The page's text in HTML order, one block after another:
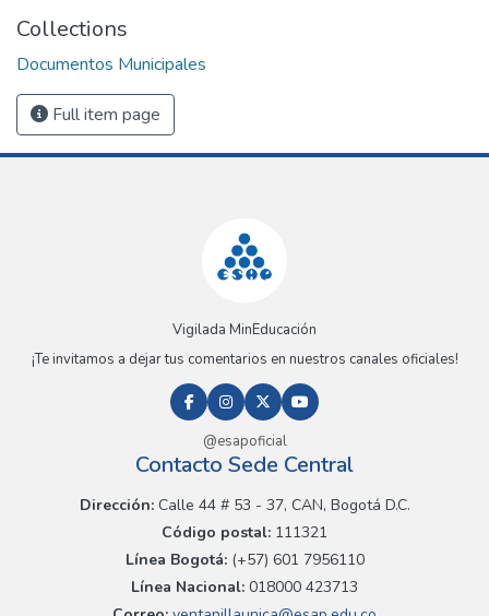
Collections
Documentos Municipales
Full item page
Vigilada MinEducación
¡Te invitamos a dejar tus comentarios en nuestros canales oficiales!
@esapoficial
Contacto Sede Central
Dirección:Calle 44 # 53 - 37, CAN, Bogotá D.C.
Código postal: 111321
Línea Bogotá:(+57) 601 7956110
Línea Nacional: 018000 423713